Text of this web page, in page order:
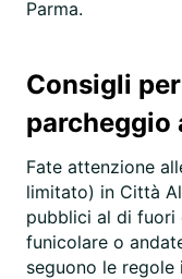
Parma.
Consigli
parcheggio
Fate attenzione
limitato) in Città
pubblici al di fuori
funicolare o
seguono le regole